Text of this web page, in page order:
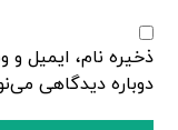
ذخیره نام، ایمیل و
دوباره دیدگاهی